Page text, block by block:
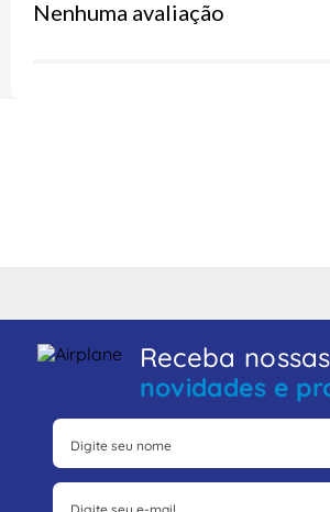
Nenhuma avaliação
Receba nossas
novidades e